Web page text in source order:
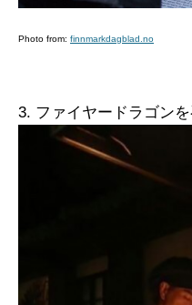
Photo from: finnmarkdagblad.no
3. ファイヤードラゴン